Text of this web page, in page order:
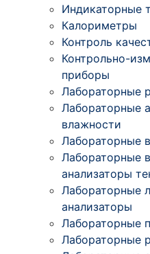
Индикаторные
Калориметры
Контроль
Контрольно-
приборы
Лабораторные
Лабораторные
влажности
Лабораторные
Лабораторные
анализаторы
Лабораторные
анализаторы
Лабораторные
Лабораторные